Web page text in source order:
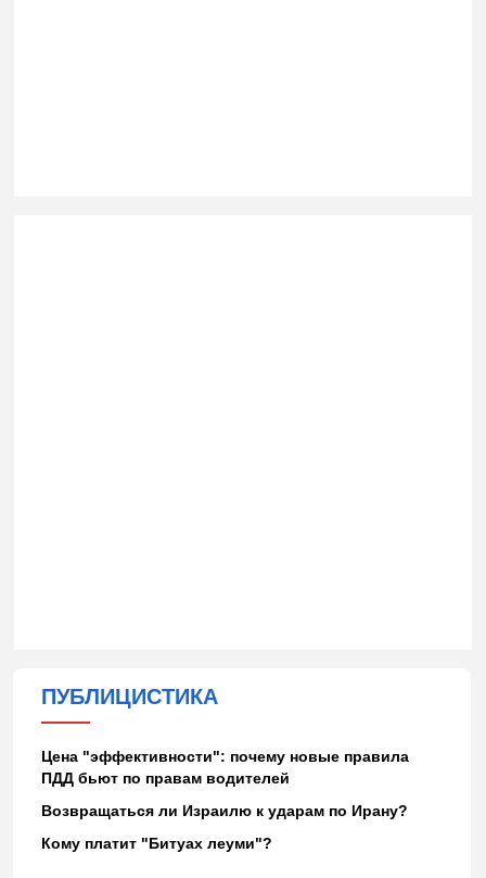
ПУБЛИЦИСТИКА
Цена "эффективности": почему новые правила
ПДД бьют по правам водителей
Возвращаться ли Израилю к ударам по Ирану?
Кому платит "Битуах леуми"?